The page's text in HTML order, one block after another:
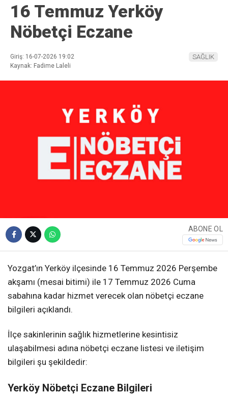
16 Temmuz Yerköy
Nöbetçi Eczane
Giriş: 16-07-2026 19:02
Kaynak: Fadime Laleli
SAĞLIK
ABONE OL
Yozgat’ın Yerköy ilçesinde 16 Temmuz 2026 Perşembe
akşamı (mesai bitimi) ile 17 Temmuz 2026 Cuma
sabahına kadar hizmet verecek olan nöbetçi eczane
bilgileri açıklandı.
İlçe sakinlerinin sağlık hizmetlerine kesintisiz
ulaşabilmesi adına nöbetçi eczane listesi ve iletişim
bilgileri şu şekildedir:
Yerköy Nöbetçi Eczane Bilgileri